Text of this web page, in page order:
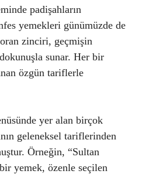
padişahların
yemekleri günümüzde de
zinciri, geçmişin
sunar. Her bir
özgün tariflerle
yer alan birçok
geleneksel tariflerinden
Örneğin, “Sultan
bir yemek, özenle seçilen